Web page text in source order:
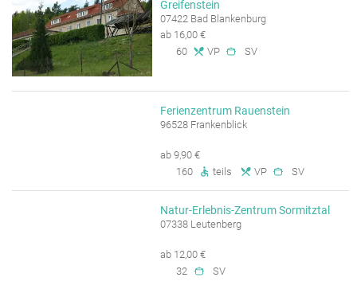
Greifenstein
07422 Bad Blankenburg
ab 16,00 €
60
VP SV
Ferienzentrum Rauenstein
96528 Frankenblick
ab 9,90 €
160
teils VP SV
Natur-Erlebnis-Zentrum Sormitztal
07338 Leutenberg
ab 12,00 €
32
SV